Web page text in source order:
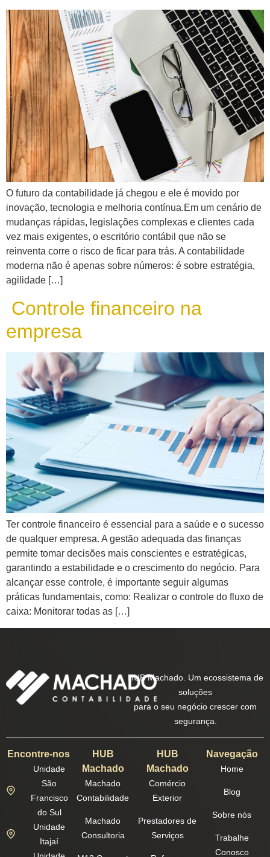
O futuro da contabilidade já chegou e ele é movido por
inovação, tecnologia e melhoria contínua.Em um cenário de
mudanças rápidas, legislações complexas e clientes cada
vez mais exigentes, o escritório contábil que não se
reinventa corre o risco de ficar para trás. A contabilidade
moderna não é apenas sobre números: é sobre estratégia,
agilidade […]
Controle financeiro na
empresa
Ter controle financeiro é essencial para a saúde e o sucesso
de qualquer empresa. A gestão adequada das finanças
permite tomar decisões mais conscientes e estratégicas,
garantindo a estabilidade e o crescimento do negócio. Para
alcançar esse controle, é importante seguir algumas
práticas fundamentais, como: Realizar o controle do fluxo de
caixa: Monitorar todas as […]
HUB Machado. Um ecossistema de
soluções
para o seu negócio crescer com
segurança.
Encontre-nos
Unidade
São
Francisco
do Sul
Unidade
Itajaí
HUB
Machado
Machado
Contabilidade
Machado
Consultoria
HUB
Machado
Comércio
Exterior
Prestadores de
Serviços
Navegação
Home
Blog
Sobre nós
Trabalhe
Conosco